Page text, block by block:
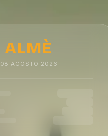
ALMÈ
08 AGOSTO 2026